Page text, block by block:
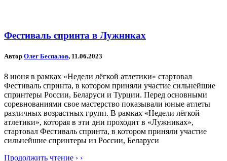
Фестиваль спринта в Лужниках
Автор Олег Беспалов, 11.06.2023
8 июня в рамках «Недели лёгкой атлетики» стартовал
Фестиваль спринта, в котором приняли участие сильнейшие
спринтеры России, Беларуси и Турции. Перед основными
соревнованиями свое мастерство показывали юные атлеты
различных возрастных групп. В рамках «Недели лёгкой
атлетики», которая в эти дни проходит в «Лужниках»,
стартовал Фестиваль спринта, в котором приняли участие
сильнейшие спринтеры из России, Беларуси
Продолжить чтение › ›